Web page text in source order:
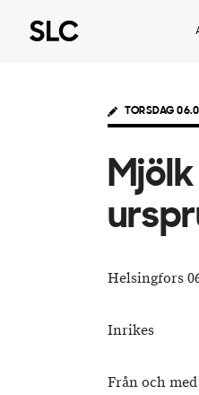
TORSDAG
Helsingfors
Inrikes
Från och